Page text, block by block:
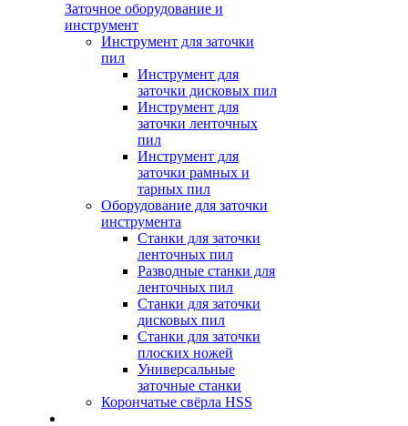
Заточное оборудование и
инструмент
Инструмент для заточки
пил
Инструмент для
заточки дисковых пил
Инструмент для
заточки ленточных
пил
Инструмент для
заточки рамных и
тарных пил
Оборудование для заточки
инструмента
Станки для заточки
ленточных пил
Разводные станки для
ленточных пил
Станки для заточки
дисковых пил
Станки для заточки
плоских ножей
Универсальные
заточные станки
Корончатые свёрла HSS